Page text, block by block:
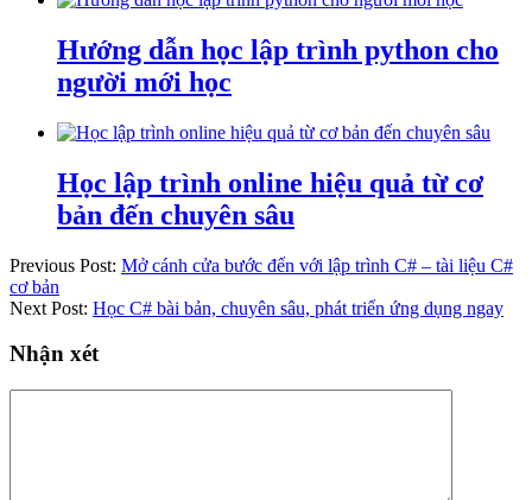
Hướng dẫn học lập trình python cho
người mới học
Học lập trình online hiệu quả từ cơ
bản đến chuyên sâu
Previous Post: Mở cánh cửa bước đến với lập trình C# – tài liệu C#
cơ bản
Next Post: Học C# bài bản, chuyên sâu, phát triển ứng dụng ngay
Nhận xét